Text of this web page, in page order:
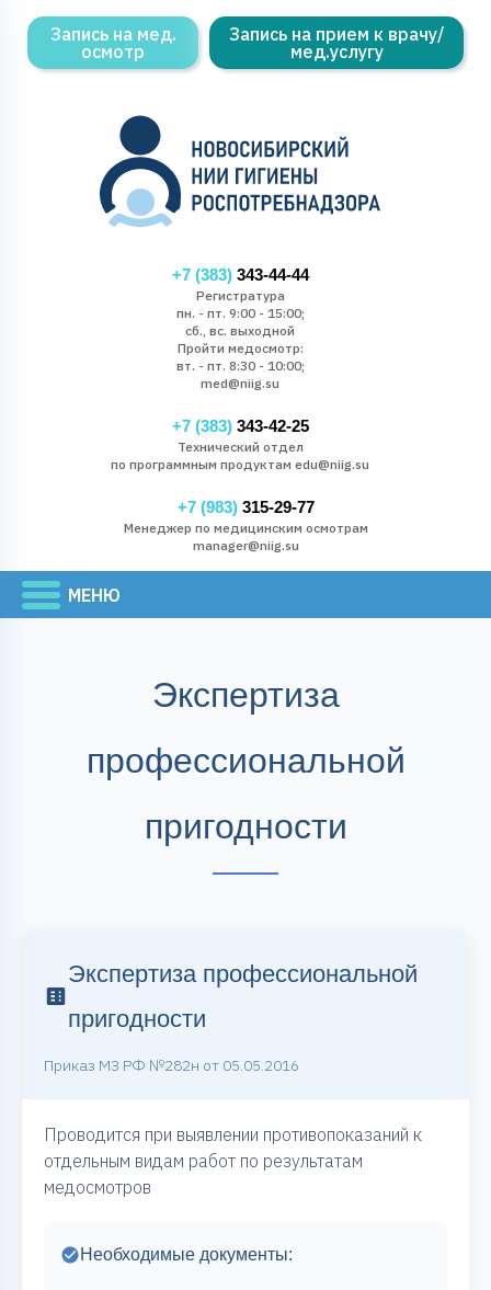
Запись на мед.
осмотр
Запись на прием к врачу/
мед.услугу
+7 (383)343-44-44
Регистратура
пн. - пт. 9:00 - 15:00;
сб., вс. выходной
Пройти медосмотр:
вт. - пт. 8:30 - 10:00;
med@niig.su
+7 (383)343-42-25
Технический отдел
по программным продуктам edu@niig.su
+7 (983)315-29-77
Менеджер по медицинским осмотрам
manager@niig.su
Экспертиза
профессиональной
пригодности
Экспертиза профессиональной
пригодности
Приказ МЗ РФ №282н от 05.05.2016
Проводится при выявлении противопоказаний к
отдельным видам работ по результатам
медосмотров
Необходимые документы: